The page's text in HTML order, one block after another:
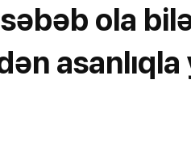
ola
asanlıqla